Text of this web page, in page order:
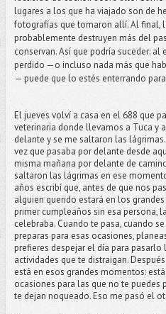
lugares a los que ha viajado son de
fotografías que tomaron allí. Al final,
probablemente destruyen más del
conservan. Así que podría suceder:
perdido —o incluso nada más que
— puede que lo estés enterrando
El jueves volví a casa en el 688 que
veterinaria donde llevamos a Tuca y
delante y se me saltaron las
vez que pasaba por delante desde
misma mañana por delante de
saltaron las lágrimas en ese
años escribí que, antes de que nos
alguien querido estará en los
primer cumpleaños sin esa persona,
celebraba. Cuando te pasa, cuando
preparas para esas ocasiones,
prefieres despejar el día para
actividades que te distraigan.
está en esos grandes momentos:
ocasiones para las que no te puedes
te dejan noqueado. Eso me pasó el